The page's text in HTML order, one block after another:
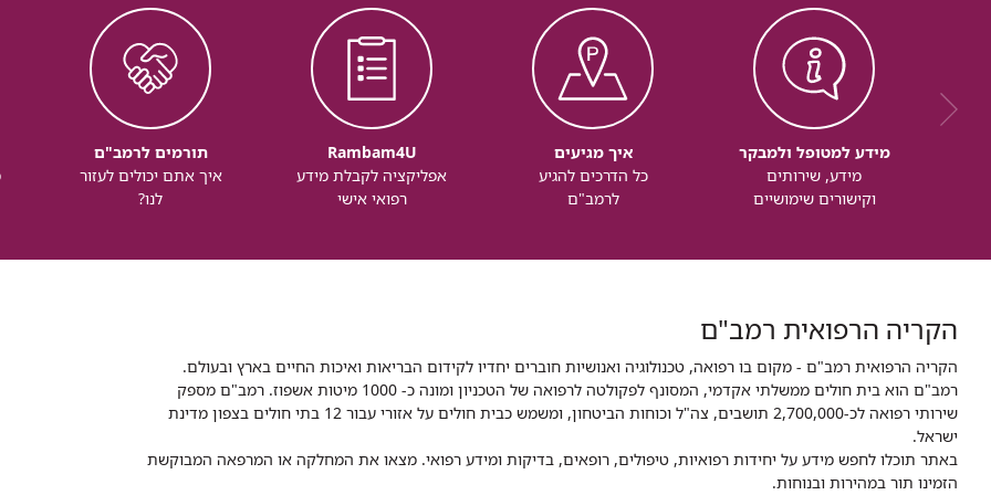
מידע למטופל ולמבקר
מידע, שירותים
וקישורים שימושיים
איך מגיעים
כל הדרכים להגיע
לרמב"ם
Rambam4U
אפליקציה לקבלת מידע
רפואי אישי
תורמים לרמב"ם
איך אתם יכולים לעזור
לנו?
הקריה הרפואית רמב"ם
הקריה הרפואית רמב"ם - מקום בו רפואה, טכנולוגיה ואנושיות חוברים יחדיו לקידום הבריאות ואיכות החיים בארץ ובעולם.
רמב"ם הוא בית חולים ממשלתי אקדמי, המסונף לפקולטה לרפואה של הטכניון ומונה כ- 1000 מיטות אשפוז. רמב"ם מספק
שירותי רפואה לכ-2,700,000 תושבים, צה"ל וכוחות הביטחון, ומשמש כבית חולים על אזורי עבור 12 בתי חולים בצפון מדינת
ישראל.
באתר תוכלו לחפש מידע על יחידות רפואיות, טיפולים, רופאים, בדיקות ומידע רפואי. מצאו את המחלקה או המרפאה המבוקשת
הזמינו תור במהירות ובנוחות.